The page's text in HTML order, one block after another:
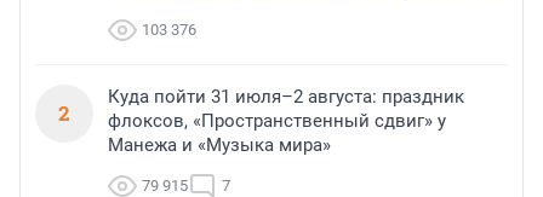
103 376
2
Куда пойти 31 июля–2 августа: праздник
флоксов, «Пространственный сдвиг» у
Манежа и «Музыка мира»
79 915 7